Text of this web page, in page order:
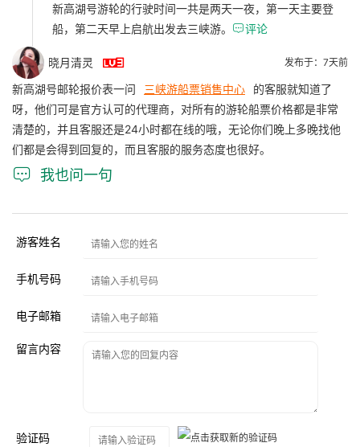
新高湖号游轮的行驶时间一共是两天一夜，第一天主要登
船，第二天早上启航出发去三峡游。 评论
晓月清灵  发布于：7天前
新高湖号邮轮报价表一问 三峡游船票销售中心
的客服就知道了
呀，他们可是官方认可的代理商，对所有的游轮船票价格都是非常
清楚的，并且客服还是24小时都在线的哦，无论你们晚上多晚找他
们都是会得到回复的，而且客服的服务态度也很好。
 我也问一句
游客姓名
手机号码
电子邮箱
留言内容
验证码